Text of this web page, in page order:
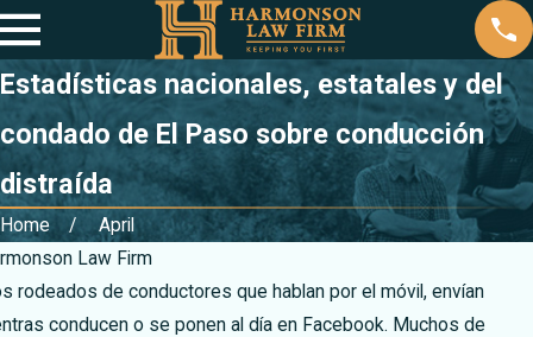
Estadísticas nacionales, estatales y del
condado de El Paso sobre conducción
distraída
Home
April
Law Firm
rodeados de conductores que hablan por el móvil, envían
conducen o se ponen al día en Facebook. Muchos de